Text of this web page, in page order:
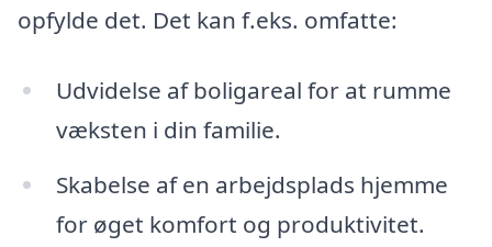
opfylde det. Det kan f.eks. omfatte:
Udvidelse af boligareal for at rumme
væksten i din familie.
Skabelse af en arbejdsplads hjemme
for øget komfort og produktivitet.